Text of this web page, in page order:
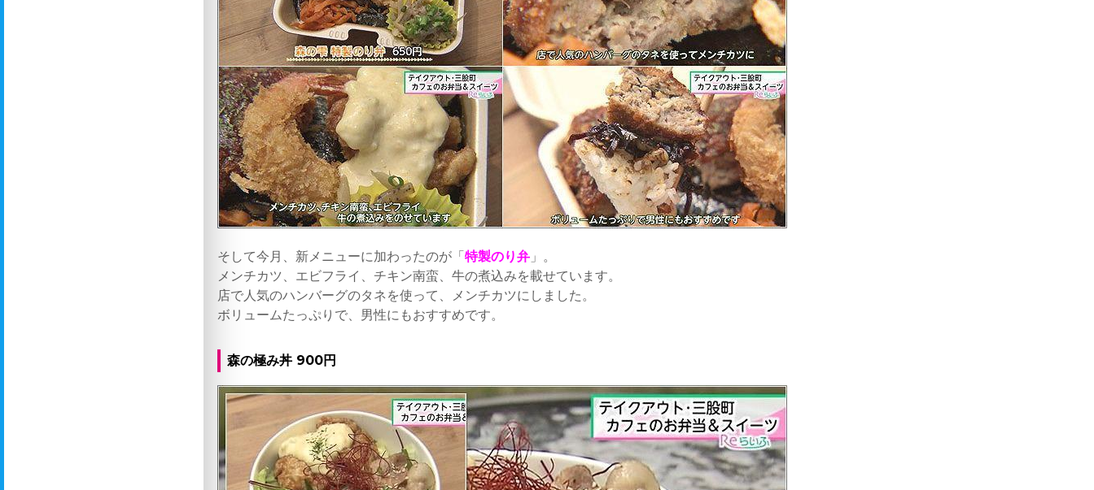
そして今月、新メニューに加わったのが「 特製のり弁 」。
メンチカツ、エビフライ、チキン南蛮、牛の煮込みを載せています。
店で人気のハンバーグのタネを使って、メンチカツにしました。
ボリュームたっぷりで、男性にもおすすめです。
森の極み丼 900円